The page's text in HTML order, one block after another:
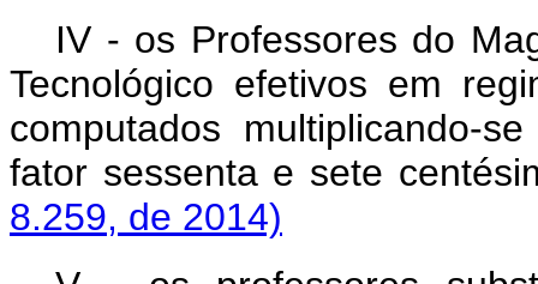
IV - os Professores do
Tecnológico efetivos em
computados multiplicando-
fator sessenta e sete
8.259, de 2014)